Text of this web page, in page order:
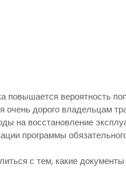
повышается вероятность
очень дорого владельцам
на восстановление
программы
с тем, какие